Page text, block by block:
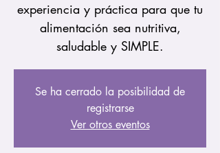
experiencia y práctica para que tu
alimentación sea nutritiva,
saludable y SIMPLE.
Se ha cerrado la posibilidad de
registrarse
Ver otros eventos